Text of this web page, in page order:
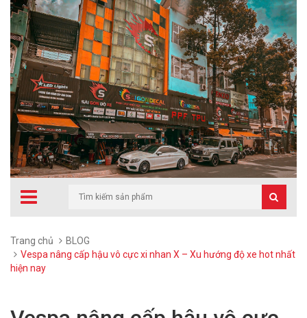
Trang chủ
BLOG
Vespa nâng cấp hậu vô cực xi nhan X – Xu hướng độ xe hot nhất
hiện nay